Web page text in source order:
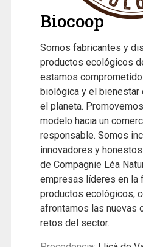
Biocoop
Somos fabricantes y
productos ecológicos
estamos
biológica y el
el planeta.
modelo hacia un
responsable. Somos
innovadores y
de Compagnie Léa
empresas líderes en la
productos ecológicos,
afrontamos las nuevas
retos del sector.